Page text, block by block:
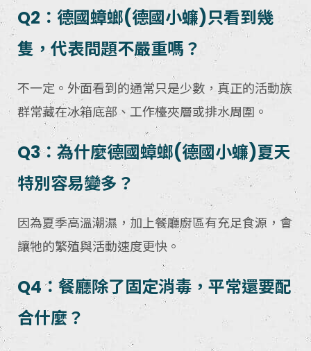
Q2：德國蟑螂(德國小蠊)只看到幾
隻，代表問題不嚴重嗎？
不一定。外面看到的通常只是少數，真正的活動族
群常藏在冰箱底部、工作檯夾層或排水周圍。
Q3：為什麼德國蟑螂(德國小蠊)夏天
特別容易變多？
因為夏季高溫潮濕，加上餐廳廚區有充足食源，會
讓牠的繁殖與活動速度更快。
Q4：餐廳除了固定消毒，平常還要配
合什麼？